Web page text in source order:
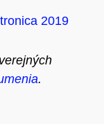
2019
.